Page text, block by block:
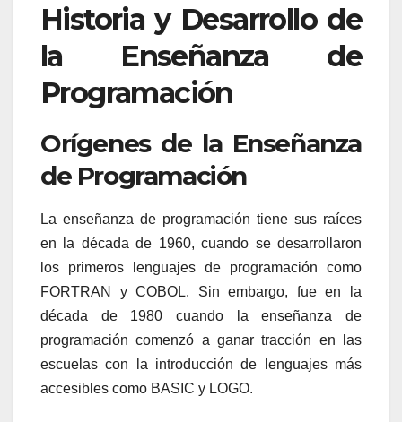
Historia y Desarrollo de
la Enseñanza de
Programación
Orígenes de la Enseñanza
de Programación
La enseñanza de programación tiene sus raíces
en la década de 1960, cuando se desarrollaron
los primeros lenguajes de programación como
FORTRAN y COBOL. Sin embargo, fue en la
década de 1980 cuando la enseñanza de
programación comenzó a ganar tracción en las
escuelas con la introducción de lenguajes más
accesibles como BASIC y LOGO.